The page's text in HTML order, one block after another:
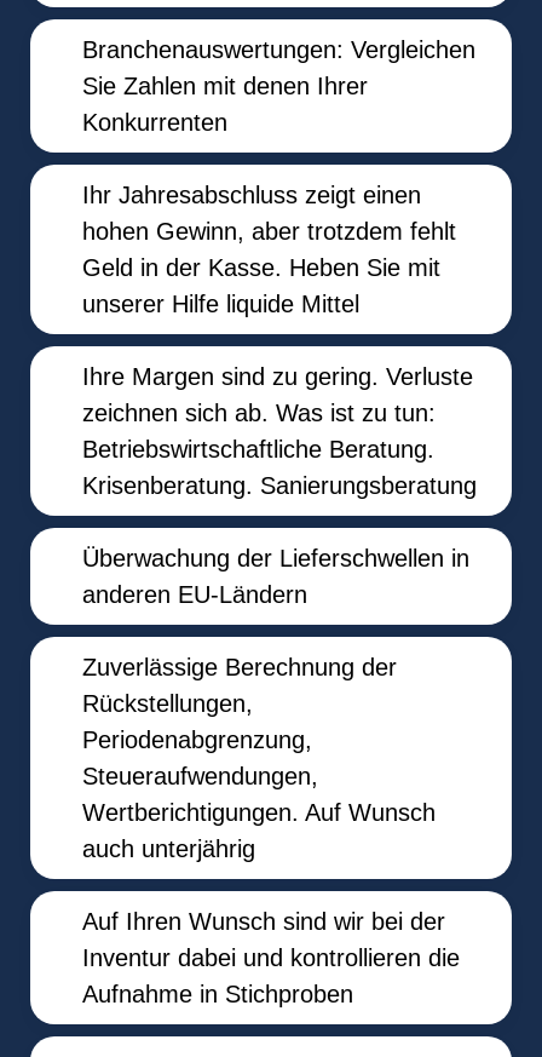
Branchenauswertungen: Vergleichen
Sie Zahlen mit denen Ihrer
Konkurrenten
Ihr Jahresabschluss zeigt einen
hohen Gewinn, aber trotzdem fehlt
Geld in der Kasse. Heben Sie mit
unserer Hilfe liquide Mittel
Ihre Margen sind zu gering. Verluste
zeichnen sich ab. Was ist zu tun:
Betriebswirtschaftliche Beratung.
Krisenberatung. Sanierungsberatung
Überwachung der Lieferschwellen in
anderen EU-Ländern
Zuverlässige Berechnung der
Rückstellungen,
Periodenabgrenzung,
Steueraufwendungen,
Wertberichtigungen. Auf Wunsch
auch unterjährig
Auf Ihren Wunsch sind wir bei der
Inventur dabei und kontrollieren die
Aufnahme in Stichproben